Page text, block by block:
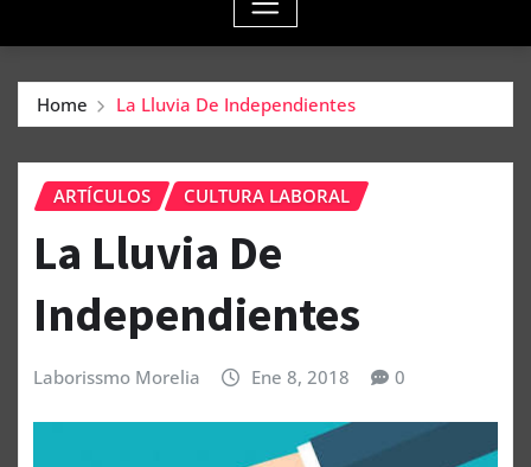
Home La Lluvia De Independientes
ARTÍCULOS CULTURA LABORAL
La Lluvia De
Independientes
Laborissmo Morelia Ene 8, 2018 0